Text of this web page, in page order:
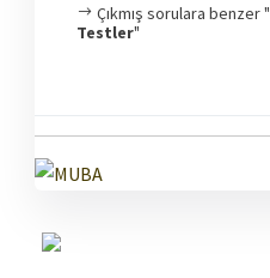
Çıkmış sorulara benzer "
Testler"